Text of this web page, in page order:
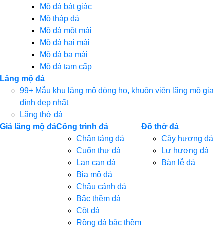
Mộ đá bát giác
Mộ tháp đá
Mộ đá một mái
Mộ đá hai mái
Mộ đá ba mái
Mộ đá tam cấp
Lăng mộ đá
99+ Mẫu khu lăng mộ dòng họ, khuôn viên lăng mộ gia
đình đẹp nhất
Lăng thờ đá
Giá lăng mộ đáCông trình đá
Chân tảng đá
Cuốn thư đá
Lan can đá
Bia mộ đá
Chậu cảnh đá
Bậc thềm đá
Cột đá
Rồng đá bậc thềm
Đồ thờ đá
Cây hương đá
Lư hương đá
Bàn lễ đá